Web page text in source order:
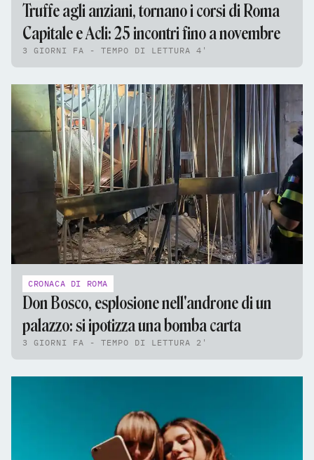
Truffe agli anziani, tornano i corsi di Roma
Capitale e Acli: 25 incontri fino a novembre
3 GIORNI FA - TEMPO DI LETTURA 4'
CRONACA DI ROMA
Don Bosco, esplosione nell'androne di un
palazzo: si ipotizza una bomba carta
3 GIORNI FA - TEMPO DI LETTURA 2'